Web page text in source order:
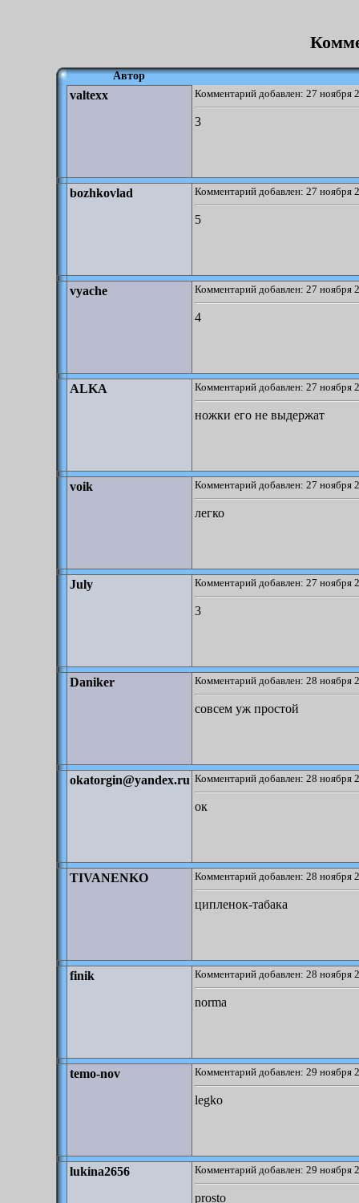
Автор
valtexx Комментарий добавлен: 27 ноября
3
bozhkovlad Комментарий добавлен: 27 ноября
5
vyache Комментарий добавлен: 27 ноября
4
ALKA Комментарий добавлен: 27 ноября
ножки его не выдержат
voik Комментарий добавлен: 27 ноября
легко
July Комментарий добавлен: 27 ноября
3
Daniker Комментарий добавлен: 28 ноября
совсем уж простой
okatorgin@yandex.ru Комментарий добавлен: 28 ноября
ок
TIVANENKO Комментарий добавлен: 28 ноября
ципленок-табака
finik Комментарий добавлен: 28 ноября
norma
temo-nov Комментарий добавлен: 29 ноября
legko
lukina2656 Комментарий добавлен: 29 ноября
prosto